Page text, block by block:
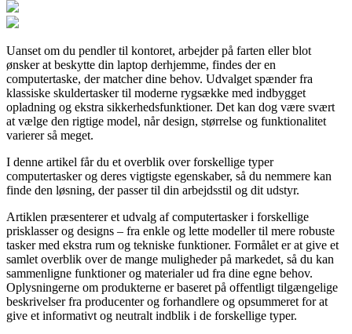
Uanset om du pendler til kontoret, arbejder på farten eller blot
ønsker at beskytte din laptop derhjemme, findes der en
computertaske, der matcher dine behov. Udvalget spænder fra
klassiske skuldertasker til moderne rygsække med indbygget
opladning og ekstra sikkerhedsfunktioner. Det kan dog være svært
at vælge den rigtige model, når design, størrelse og funktionalitet
varierer så meget.
I denne artikel får du et overblik over forskellige typer
computertasker og deres vigtigste egenskaber, så du nemmere kan
finde den løsning, der passer til din arbejdsstil og dit udstyr.
Artiklen præsenterer et udvalg af computertasker i forskellige
prisklasser og designs – fra enkle og lette modeller til mere robuste
tasker med ekstra rum og tekniske funktioner. Formålet er at give et
samlet overblik over de mange muligheder på markedet, så du kan
sammenligne funktioner og materialer ud fra dine egne behov.
Oplysningerne om produkterne er baseret på offentligt tilgængelige
beskrivelser fra producenter og forhandlere og opsummeret for at
give et informativt og neutralt indblik i de forskellige typer.